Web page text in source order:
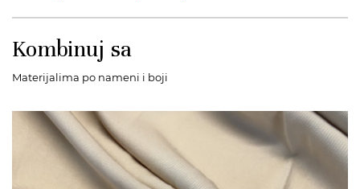
Kombinuj sa
Materijalima po nameni i boji